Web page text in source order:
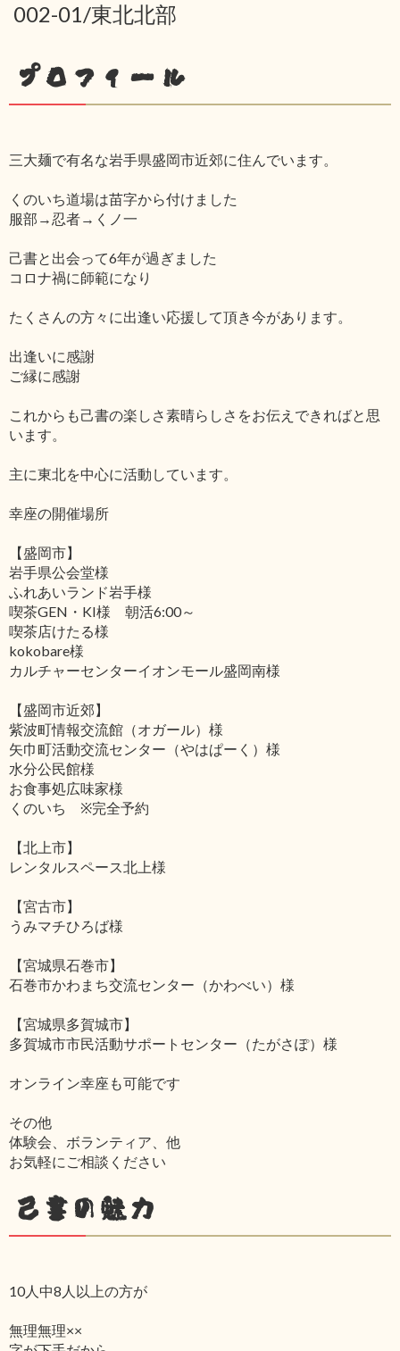
002-01/東北北部
プロフィール
三大麺で有名な岩手県盛岡市近郊に住んでいます。
くのいち道場は苗字から付けました
服部→忍者→くノ一
己書と出会って6年が過ぎました
コロナ禍に師範になり
たくさんの方々に出逢い応援して頂き今があります。
出逢いに感謝
ご縁に感謝
これからも己書の楽しさ素晴らしさをお伝えできればと思
います。
主に東北を中心に活動しています。
幸座の開催場所
【盛岡市】
岩手県公会堂様
ふれあいランド岩手様
喫茶GEN・KI様 朝活6:00～
喫茶店けたる様
kokobare様
カルチャーセンターイオンモール盛岡南様
【盛岡市近郊】
紫波町情報交流館（オガール）様
矢巾町活動交流センター（やはぱーく）様
水分公民館様
お食事処広味家様
くのいち ※完全予約
【北上市】
レンタルスペース北上様
【宮古市】
うみマチひろば様
【宮城県石巻市】
石巻市かわまち交流センター（かわべい）様
【宮城県多賀城市】
多賀城市市民活動サポートセンター（たがさぽ）様
オンライン幸座も可能です
その他
体験会、ボランティア、他
お気軽にご相談ください
己書の魅力
10人中8人以上の方が
無理無理××